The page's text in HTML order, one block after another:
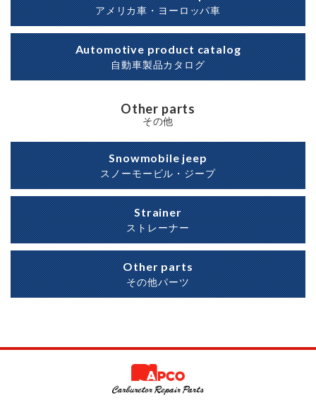
アメリカ車・ヨーロッパ車
Automotive product catalog
自動車製品カタログ
Other parts
その他
Snowmobile jeep
スノーモービル・ジープ
Strainer
ストレーナー
Other parts
その他パーツ